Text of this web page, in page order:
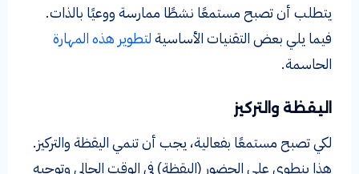
يتطلب أن تصبح مستمعًا نشطًا ممارسة ووعيًا بالذات.
فيما يلي بعض التقنيات الأساسيةلتطوير هذه المهارة
الحاسمة.
اليقظة والتركيز
لكي تصبح مستمعًا بفعالية، يجب أن تنمي اليقظة والتركيز.
هذا ينطوي على الحضور (اليقظة) في الوقت الحالي وتوجيه